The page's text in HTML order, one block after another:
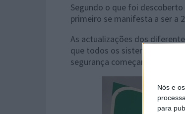
Nós e
para
Segundo o que foi descoberto
primeiro se manifesta a ser a
As actualizações dos
que todos os sistemas sejam
segurança começaram a ser